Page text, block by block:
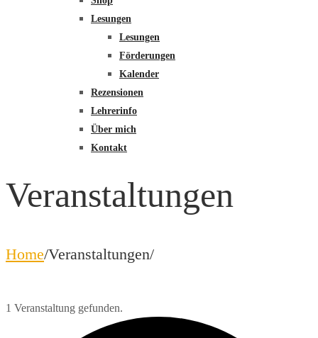
Lesungen
Lesungen
Förderungen
Kalender
Rezensionen
Lehrerinfo
Über mich
Kontakt
Veranstaltungen
Home/Veranstaltungen/
1 Veranstaltung gefunden.